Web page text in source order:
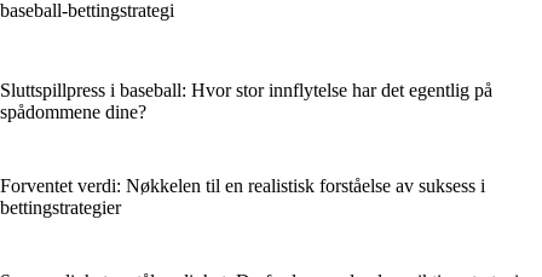
baseball-bettingstrategi
Sluttspillpress i baseball: Hvor stor innflytelse har det egentlig på
spådommene dine?
Forventet verdi: Nøkkelen til en realistisk forståelse av suksess i
bettingstrategier